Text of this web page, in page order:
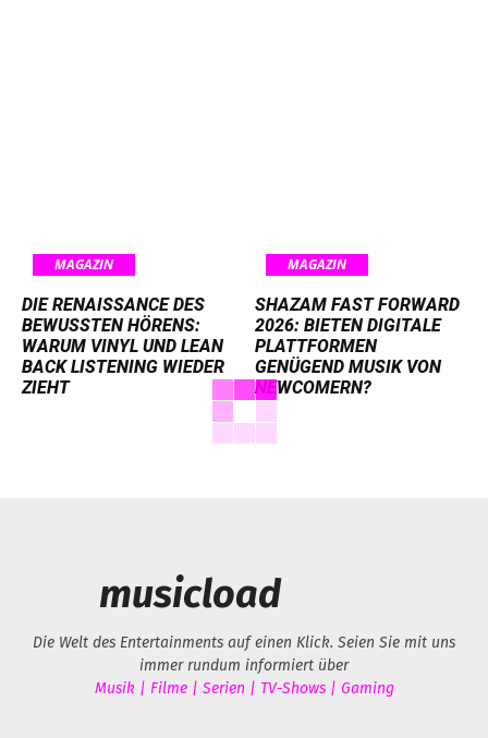
MAGAZIN
DIE RENAISSANCE DES
BEWUSSTEN HÖRENS:
WARUM VINYL UND LEAN
BACK LISTENING WIEDER
ZIEHT
MAGAZIN
SHAZAM FAST FORWARD
2026: BIETEN DIGITALE
PLATTFORMEN
GENÜGEND MUSIK VON
NEWCOMERN?
musicload
Die Welt des Entertainments auf einen Klick. Seien Sie mit uns
immer rundum informiert über
Musik | Filme | Serien | TV-Shows | Gaming